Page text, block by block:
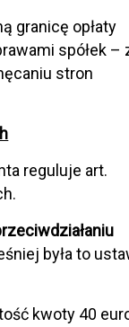
granicę opłaty
spółek –
stron
reguluje art.
była to
kwoty 40